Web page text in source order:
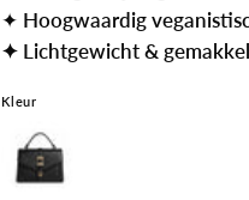
✦ Hoogwaardig
✦ Lichtgewicht &
Kleur